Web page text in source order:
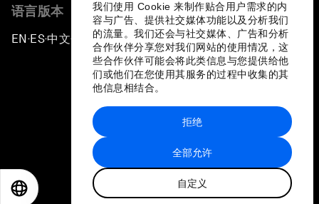
我们使用 Cookie 来制作贴合用户需求的内
容与广告、提供社交媒体功能以及分析我们
的流量。我们还会与社交媒体、广告和分析
合作伙伴分享您对我们网站的使用情况，这
些合作伙伴可能会将此类信息与您提供给他
们或他们在您使用其服务的过程中收集的其
他信息相结合。
全部允许
自定义
拒绝
语言版本
EN ▪ES▪中文▪ 日本語
站点地图
世界经济论坛